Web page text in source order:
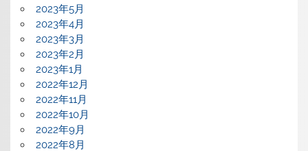
2023年5月
2023年4月
2023年3月
2023年2月
2023年1月
2022年12月
2022年11月
2022年10月
2022年9月
2022年8月